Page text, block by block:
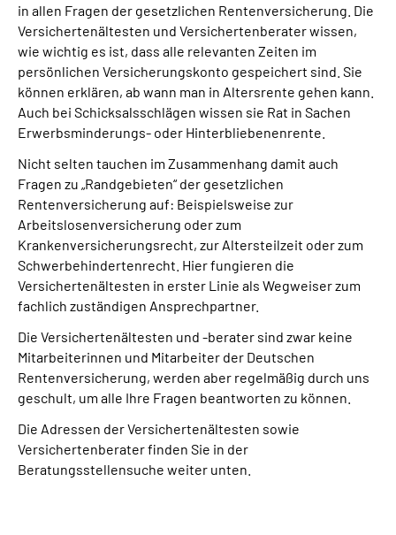
in allen Fragen der gesetzlichen Rentenversicherung. Die
Versichertenältesten und Versichertenberater wissen,
wie wichtig es ist, dass alle relevanten Zeiten im
persönlichen Versicherungskonto gespeichert sind. Sie
können erklären, ab wann man in Altersrente gehen kann.
Auch bei Schicksalsschlägen wissen sie Rat in Sachen
Erwerbsminderungs- oder Hinterbliebenenrente.
Nicht selten tauchen im Zusammenhang damit auch
Fragen zu „Randgebieten“ der gesetzlichen
Rentenversicherung auf: Beispielsweise zur
Arbeitslosenversicherung oder zum
Krankenversicherungsrecht, zur Altersteilzeit oder zum
Schwerbehindertenrecht. Hier fungieren die
Versichertenältesten in erster Linie als Wegweiser zum
fachlich zuständigen Ansprechpartner.
Die Versichertenältesten und -berater sind zwar keine
Mitarbeiterinnen und Mitarbeiter der Deutschen
Rentenversicherung, werden aber regelmäßig durch uns
geschult, um alle Ihre Fragen beantworten zu können.
Die Adressen der Versichertenältesten sowie
Versichertenberater finden Sie in der
Beratungsstellensuche weiter unten.